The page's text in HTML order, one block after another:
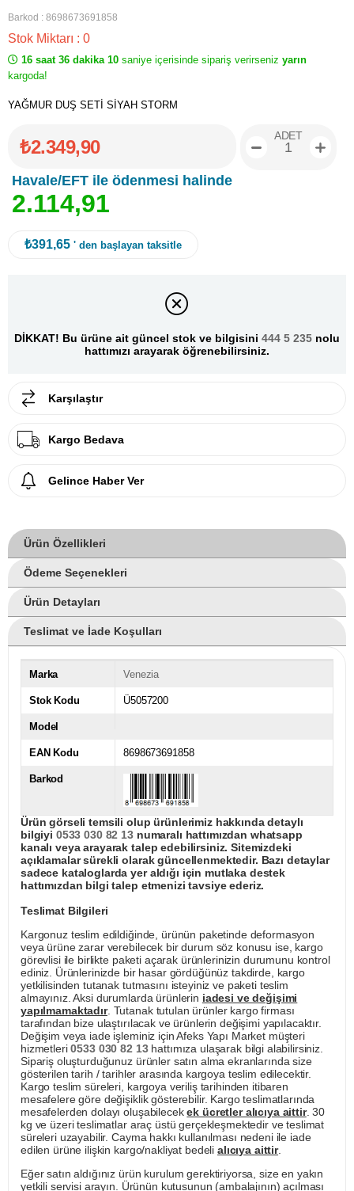
Barkod : 8698673691858
Stok Miktarı : 0
16 saat 36 dakika 10 saniye içerisinde sipariş verirseniz yarın
kargoda!
YAĞMUR DUŞ SETİ SİYAH STORM
₺2.349,90
Havale/EFT ile ödenmesi halinde
2.114,91
ADET
₺391,65 ' den başlayan taksitle
DİKKAT! Bu ürüne ait güncel stok ve bilgisini 444 5 235 nolu
hattımızı arayarak öğrenebilirsiniz.
Karşılaştır
Kargo Bedava
Gelince Haber Ver
Ürün Özellikleri
Ödeme Seçenekleri
Ürün Detayları
Teslimat ve İade Koşulları
Marka Venezia
Stok Kodu Ü5057200
Model
EAN Kodu 8698673691858
Barkod
Ürün görseli temsili olup ürünlerimiz hakkında detaylı
bilgiyi 0533 030 82 13numaralı hattımızdan whatsapp
kanalı veya arayarak talep edebilirsiniz. Sitemizdeki
açıklamalar sürekli olarak güncellenmektedir. Bazı detaylar
sadece kataloglarda yer aldığı için mutlaka destek
hattımızdan bilgi talep etmenizi tavsiye ederiz.
Teslimat Bilgileri
Kargonuz teslim edildiğinde, ürünün paketinde deformasyon
veya ürüne zarar verebilecek bir durum söz konusu ise, kargo
görevlisi ile birlikte paketi açarak ürünlerinizin durumunu kontrol
ediniz. Ürünlerinizde bir hasar gördüğünüz takdirde, kargo
yetkilisinden tutanak tutmasını isteyiniz ve paketi teslim
almayınız. Aksi durumlarda ürünlerin iadesi ve değişimi
yapılmamaktadır. Tutanak tutulan ürünler kargo firması
tarafından bize ulaştırılacak ve ürünlerin değişimi yapılacaktır.
Değişim veya iade işleminiz için Afeks Yapı Market müşteri
hizmetleri0533 030 82 13hattımıza ulaşarak bilgi alabilirsiniz.
Sipariş oluşturduğunuz ürünler satın alma ekranlarında size
gösterilen tarih / tarihler arasında kargoya teslim edilecektir.
Kargo teslim süreleri, kargoya veriliş tarihinden itibaren
mesafelere göre değişiklik gösterebilir. Kargo teslimatlarında
mesafelerden dolayı oluşabilecekek ücretler alıcıya aittir. 30
kg ve üzeri teslimatlar araç üstü gerçekleşmektedir ve teslimat
süreleri uzayabilir. Cayma hakkı kullanılması nedeni ile iade
edilen ürüne ilişkin kargo/nakliyat bedeli alıcıya aittir.
Eğer satın aldığınız ürün kurulum gerektiriyorsa, size en yakın
yetkili servisi arayın. Ürünün kutusunun (ambalajının) açılması